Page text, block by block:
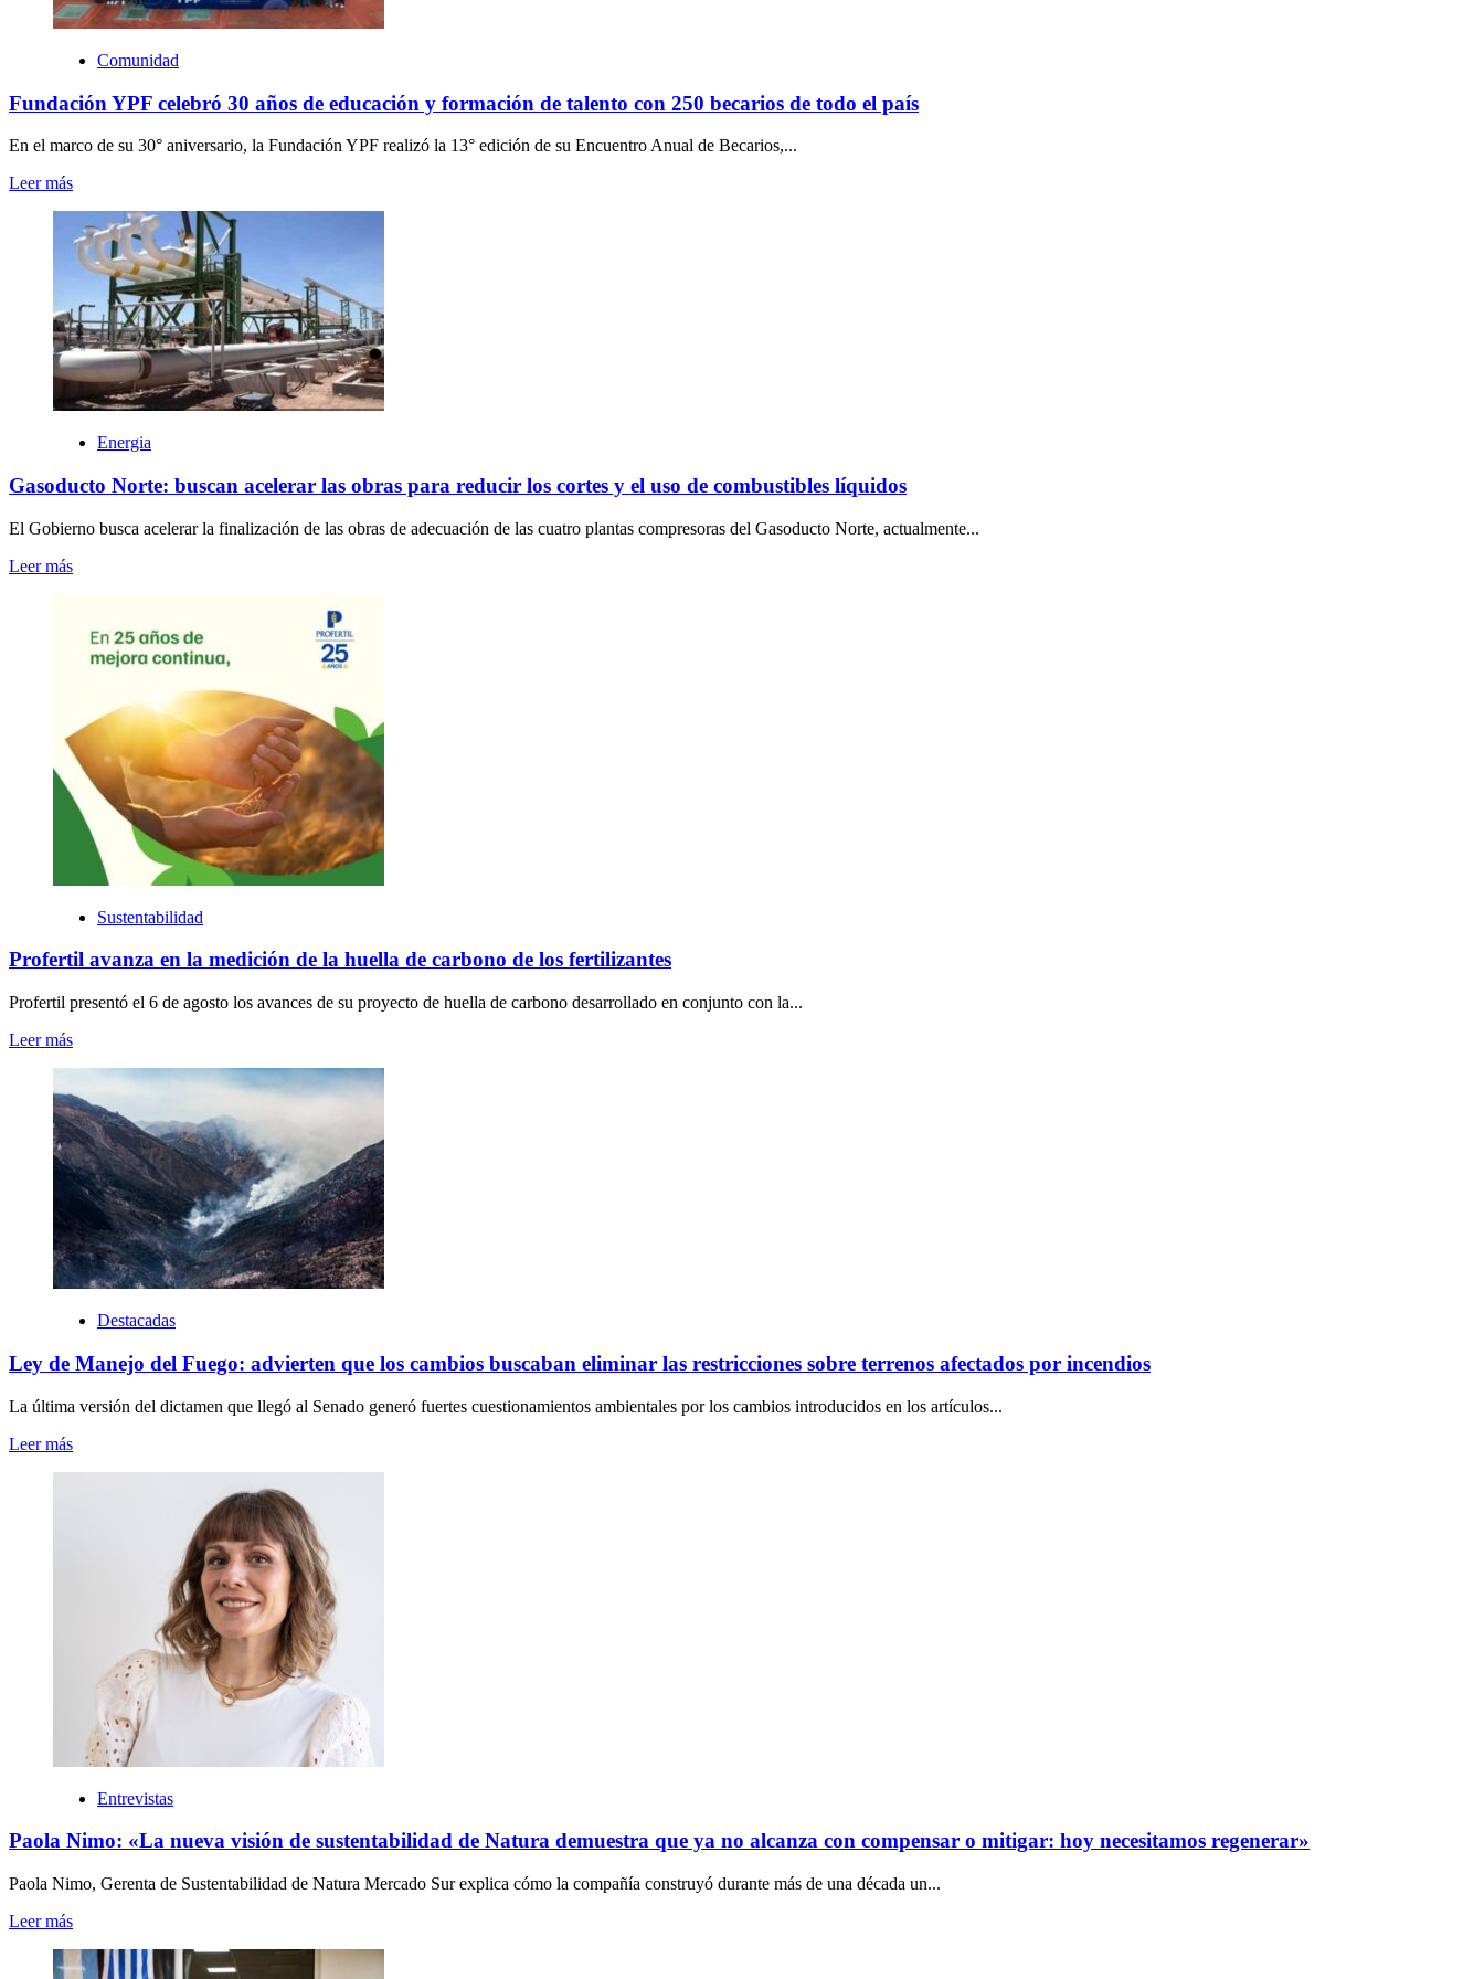
Comunidad
Fundación YPF celebró 30 años de educación y formación de talento con 250 becarios de todo el país
En el marco de su 30° aniversario, la Fundación YPF realizó la 13° edición de su Encuentro Anual de Becarios,...
Leer más
Energia
Gasoducto Norte: buscan acelerar las obras para reducir los cortes y el uso de combustibles líquidos
El Gobierno busca acelerar la finalización de las obras de adecuación de las cuatro plantas compresoras del Gasoducto Norte, actualmente...
Leer más
Sustentabilidad
Profertil avanza en la medición de la huella de carbono de los fertilizantes
Profertil presentó el 6 de agosto los avances de su proyecto de huella de carbono desarrollado en conjunto con la...
Leer más
Destacadas
Ley de Manejo del Fuego: advierten que los cambios buscaban eliminar las restricciones sobre terrenos afectados por incendios
La última versión del dictamen que llegó al Senado generó fuertes cuestionamientos ambientales por los cambios introducidos en los artículos...
Leer más
Entrevistas
Paola Nimo: «La nueva visión de sustentabilidad de Natura demuestra que ya no alcanza con compensar o mitigar: hoy necesitamos regenerar»
Paola Nimo, Gerenta de Sustentabilidad de Natura Mercado Sur explica cómo la compañía construyó durante más de una década un...
Leer más